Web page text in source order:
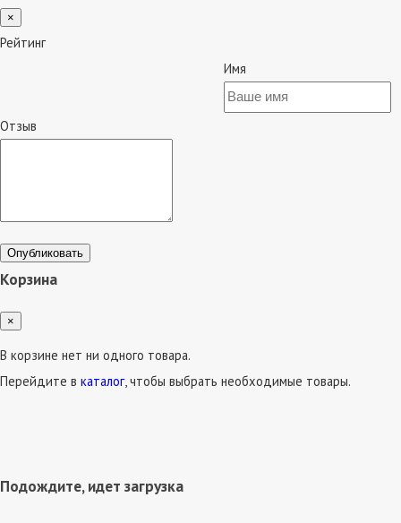
×
Рейтинг
Имя
Отзыв
Опубликовать
Корзина
×
В корзине нет ни одного товара.
Перейдите в каталог, чтобы выбрать необходимые товары.
Подождите, идет загрузка